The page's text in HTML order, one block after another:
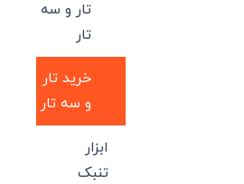
تار و سه
تار
خرید تار
و سه تار
ابزار
تنبک